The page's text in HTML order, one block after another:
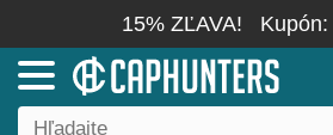
15% ZĽAVA! Kupón: